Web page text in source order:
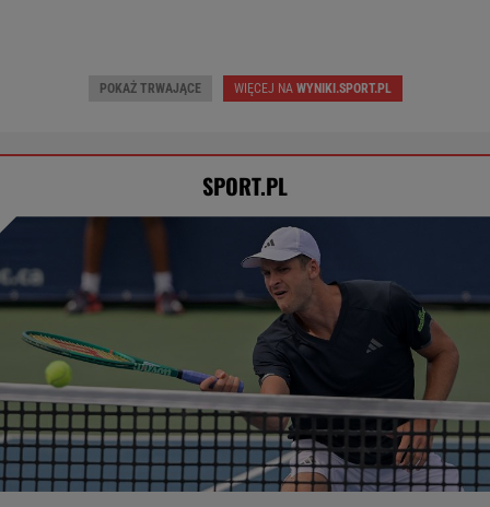
POKAŻ TRWAJĄCE WIĘCEJ NAWYNIKI.SPORT.PL
SPORT.PL